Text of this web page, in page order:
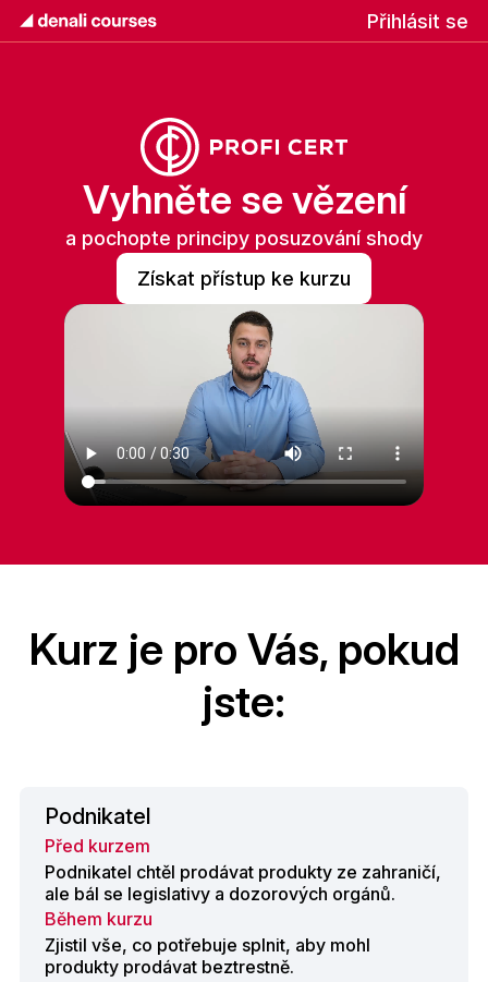
Přihlásit se
Vyhněte se vězení
a pochopte principy posuzování shody
Získat přístup ke kurzu
Kurz je pro Vás, pokud
jste:
Podnikatel
Před kurzem
Podnikatel chtěl prodávat produkty ze zahraničí,
ale bál se legislativy a dozorových orgánů.
Během kurzu
Zjistil vše, co potřebuje splnit, aby mohl
produkty prodávat beztrestně.